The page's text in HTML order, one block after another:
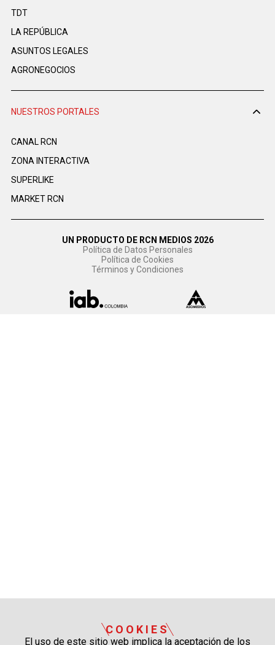
TDT
LA REPÚBLICA
ASUNTOS LEGALES
AGRONEGOCIOS
NUESTROS PORTALES
CANAL RCN
ZONA INTERACTIVA
SUPERLIKE
MARKET RCN
UN PRODUCTO DE RCN MEDIOS 2026
Política de Datos Personales
Política de Cookies
Términos y Condiciones
COOKIES
El uso de este sitio web implica la aceptación de los